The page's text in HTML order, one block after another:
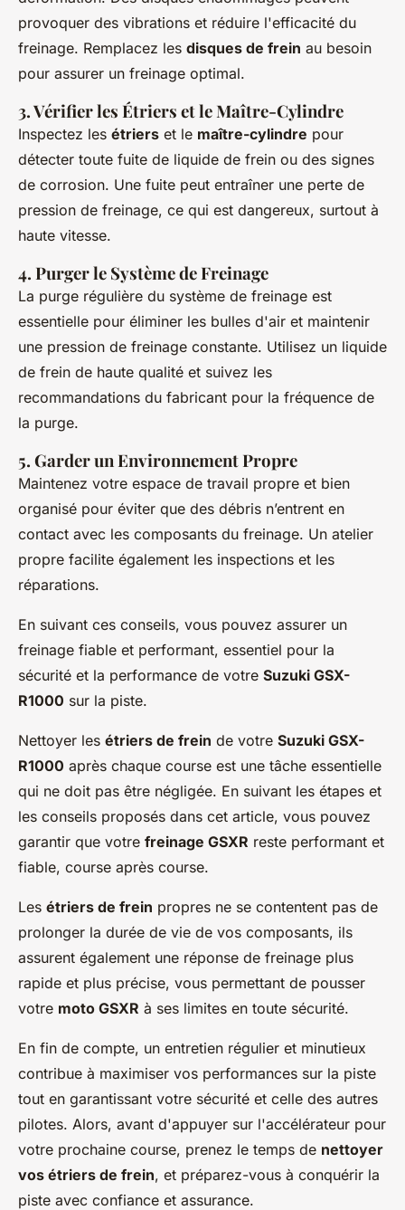
provoquer des vibrations et réduire l'efficacité du
freinage. Remplacez les disques de frein au besoin
pour assurer un freinage optimal.
3. Vérifier les Étriers et le Maître-Cylindre
Inspectez les étriers et le maître-cylindre pour
détecter toute fuite de liquide de frein ou des signes
de corrosion. Une fuite peut entraîner une perte de
pression de freinage, ce qui est dangereux, surtout à
haute vitesse.
4. Purger le Système de Freinage
La purge régulière du système de freinage est
essentielle pour éliminer les bulles d'air et maintenir
une pression de freinage constante. Utilisez un liquide
de frein de haute qualité et suivez les
recommandations du fabricant pour la fréquence de
la purge.
5. Garder un Environnement Propre
Maintenez votre espace de travail propre et bien
organisé pour éviter que des débris n’entrent en
contact avec les composants du freinage. Un atelier
propre facilite également les inspections et les
réparations.
En suivant ces conseils, vous pouvez assurer un
freinage fiable et performant, essentiel pour la
sécurité et la performance de votre Suzuki GSX-
R1000 sur la piste.
Nettoyer les étriers de frein de votre Suzuki GSX-
R1000 après chaque course est une tâche essentielle
qui ne doit pas être négligée. En suivant les étapes et
les conseils proposés dans cet article, vous pouvez
garantir que votre freinage GSXR reste performant et
fiable, course après course.
Les étriers de frein propres ne se contentent pas de
prolonger la durée de vie de vos composants, ils
assurent également une réponse de freinage plus
rapide et plus précise, vous permettant de pousser
votre moto GSXR à ses limites en toute sécurité.
En fin de compte, un entretien régulier et minutieux
contribue à maximiser vos performances sur la piste
tout en garantissant votre sécurité et celle des autres
pilotes. Alors, avant d'appuyer sur l'accélérateur pour
votre prochaine course, prenez le temps de nettoyer
vos étriers de frein, et préparez-vous à conquérir la
piste avec confiance et assurance.